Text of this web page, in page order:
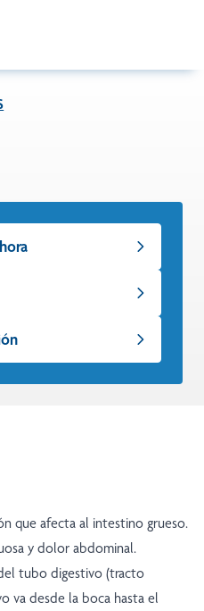
que afecta al intestino grueso.
y dolor abdominal.
tubo digestivo (tracto
va desde la boca hasta el